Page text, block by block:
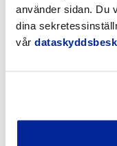
använder sidan. Du
dina
vår